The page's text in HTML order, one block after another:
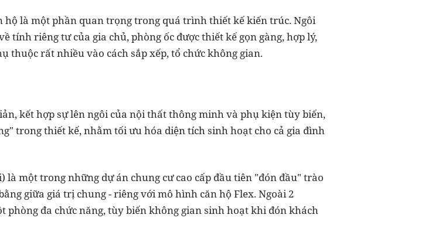
hộ là một phần quan trọng trong quá trình thiết kế kiến trúc. Ngôi
tính riêng tư của gia chủ, phòng ốc được thiết kế gọn gàng, hợp lý,
thuộc rất nhiều vào cách sắp xếp, tổ chức không gian.
kết hợp sự lên ngôi của nội thất thông minh và phụ kiện tùy biến,
trong thiết kế, nhằm tối ưu hóa diện tích sinh hoạt cho cả gia đình
là một trong những dự án chung cư cao cấp đầu tiên "đón đầu" trào
giữa giá trị chung - riêng với mô hình căn hộ Flex. Ngoài 2
phòng đa chức năng, tùy biến không gian sinh hoạt khi đón khách